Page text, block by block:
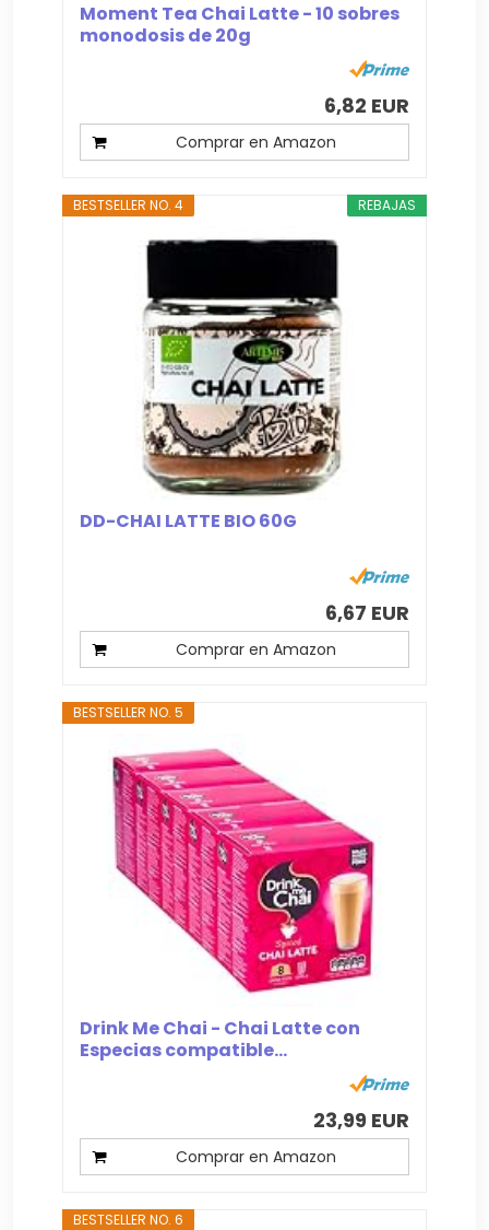
Moment Tea Chai Latte - 10 sobres
monodosis de 20g
6,82 EUR
Comprar en Amazon
REBAJAS
BESTSELLER NO. 4
DD-CHAI LATTE BIO 60G
6,67 EUR
Comprar en Amazon
BESTSELLER NO. 5
Drink Me Chai - Chai Latte con
Especias compatible...
23,99 EUR
Comprar en Amazon
BESTSELLER NO. 6